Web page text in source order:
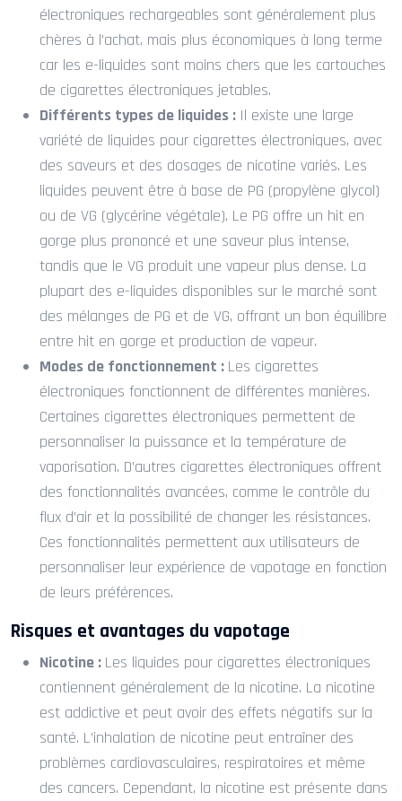
électroniques rechargeables sont généralement plus
chères à l’achat, mais plus économiques à long terme
car les e-liquides sont moins chers que les cartouches
de cigarettes électroniques jetables.
Différents types de liquides : Il existe une large
variété de liquides pour cigarettes électroniques, avec
des saveurs et des dosages de nicotine variés. Les
liquides peuvent être à base de PG (propylène glycol)
ou de VG (glycérine végétale). Le PG offre un hit en
gorge plus prononcé et une saveur plus intense,
tandis que le VG produit une vapeur plus dense. La
plupart des e-liquides disponibles sur le marché sont
des mélanges de PG et de VG, offrant un bon équilibre
entre hit en gorge et production de vapeur.
Modes de fonctionnement : Les cigarettes
électroniques fonctionnent de différentes manières.
Certaines cigarettes électroniques permettent de
personnaliser la puissance et la température de
vaporisation. D’autres cigarettes électroniques offrent
des fonctionnalités avancées, comme le contrôle du
flux d’air et la possibilité de changer les résistances.
Ces fonctionnalités permettent aux utilisateurs de
personnaliser leur expérience de vapotage en fonction
de leurs préférences.
Risques et avantages du vapotage
Nicotine : Les liquides pour cigarettes électroniques
contiennent généralement de la nicotine. La nicotine
est addictive et peut avoir des effets négatifs sur la
santé. L’inhalation de nicotine peut entraîner des
problèmes cardiovasculaires, respiratoires et même
des cancers. Cependant, la nicotine est présente dans